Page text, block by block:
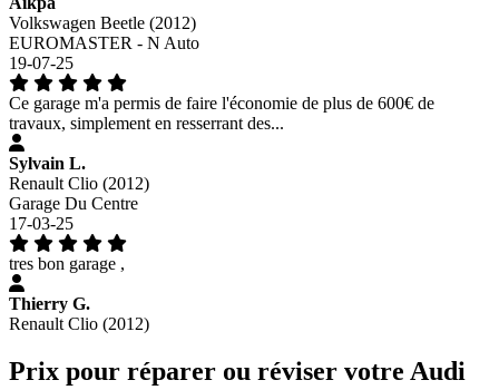
Volkswagen Beetle (2012)
EUROMASTER - N Auto
19-07-25
Ce garage m'a permis de faire l'économie de plus de 600€ de
travaux, simplement en resserrant des...
Sylvain L.
Renault Clio (2012)
Garage Du Centre
17-03-25
tres bon garage ,
Thierry G.
Renault Clio (2012)
Prix pour réparer ou réviser votre Audi